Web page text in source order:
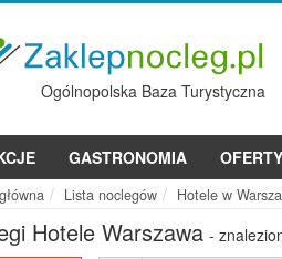
Ogólnopolska Baza Turystyczna
GASTRONOMIA
Lista noclegów Hotele w
Hotele Warszawa -